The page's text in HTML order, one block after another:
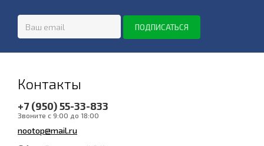
Контакты
+7 (950) 55-33-833
Звоните с 9:00 до 18:00
nootop@mail.ru